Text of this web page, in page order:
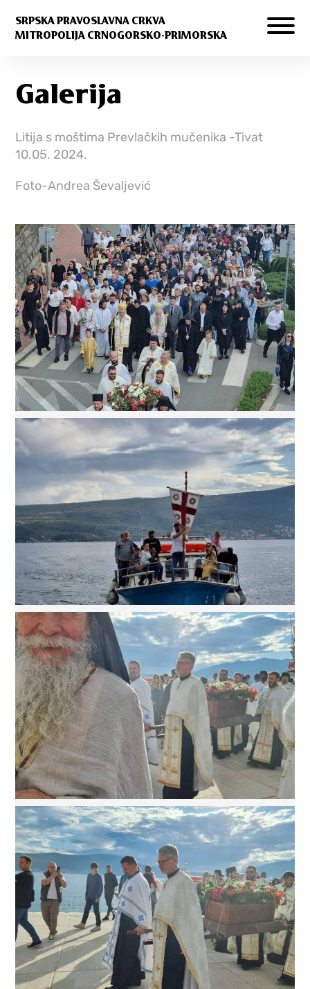
SRPSKA PRAVOSLAVNA CRKVA
MITROPOLIJA CRNOGORSKO-PRIMORSKA
Galerija
Litija s moštima Prevlačkih mučenika -Tivat
10.05. 2024.
Foto-Andrea Ševaljević